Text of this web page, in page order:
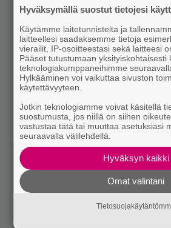
Hyväksymällä suostut tietojesi
Käytämme laitetunnisteita ja
laitteellesi saadaksemme tietoja
vierailit, IP-osoitteestasi sekä laitteesi
Pääset tutustumaan yksityiskohtaisesti
teknologiakumppaneihimme
Hylkääminen voi vaikuttaa sivuston
käytettävyyteen.
Jotkin teknologiamme voivat käsitellä
suostumusta, jos niillä on siihen
vastustaa tätä tai muuttaa asetuksiasi
seuraavalla välilehdellä.
Hyväksyn kaikki
Omat valintani